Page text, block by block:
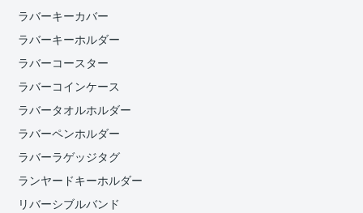
ラバーキーカバー
ラバーキーホルダー
ラバーコースター
ラバーコインケース
ラバータオルホルダー
ラバーペンホルダー
ラバーラゲッジタグ
ランヤードキーホルダー
リバーシブルバンド